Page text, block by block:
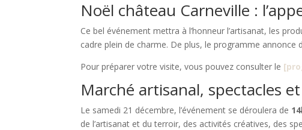
Noël château Carneville :
Ce bel événement mettra à l’honneur l’artisanat, les
cadre plein de charme. De plus, le programme
Pour préparer votre visite, vous pouvez consulter le
Marché artisanal, spectacles
Le samedi 21 décembre, l’événement se déroulera de
de l’artisanat et du terroir, des activités créatives, des